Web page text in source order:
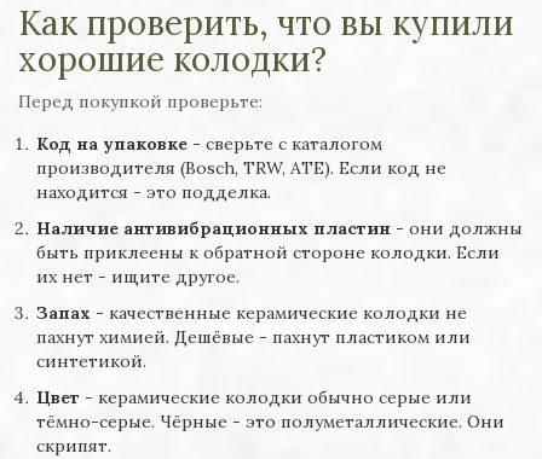
Как проверить, что вы купили
хорошие колодки?
Перед покупкой проверьте:
Код на упаковке - сверьте с каталогом
производителя (Bosch, TRW, ATE). Если код не
находится - это подделка.
Наличие антивибрационных пластин - они должны
быть приклеены к обратной стороне колодки. Если
их нет - ищите другое.
Запах - качественные керамические колодки не
пахнут химией. Дешёвые - пахнут пластиком или
синтетикой.
Цвет - керамические колодки обычно серые или
тёмно-серые. Чёрные - это полуметаллические. Они
скрипят.